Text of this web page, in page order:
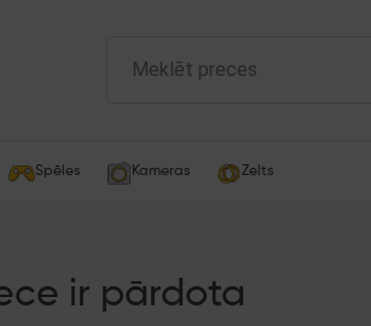
Spēles Kameras Zelts
ir pārdota